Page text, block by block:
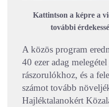
Kattintson a képre a
további
A közös program
40 ezer adag
rászorulókhoz, és a
számot tovább
Hajléktalanokért